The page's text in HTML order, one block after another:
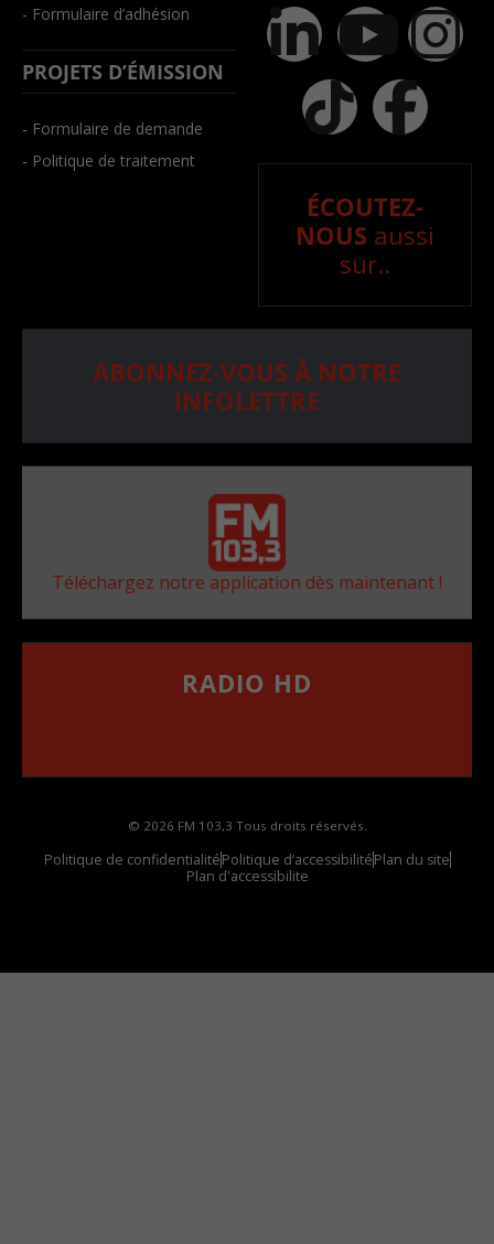
- Formulaire d’adhésion
PROJETS D’ÉMISSION
- Formulaire de demande
- Politique de traitement
ÉCOUTEZ-
NOUS aussi
sur..
ABONNEZ-VOUS À NOTRE
INFOLETTRE
Téléchargez notre application dès maintenant !
RADIO HD
© 2026 FM 103,3 Tous droits réservés.
Politique de confidentialitéPolitique d’accessibilitéPlan du site
Plan d'accessibilite